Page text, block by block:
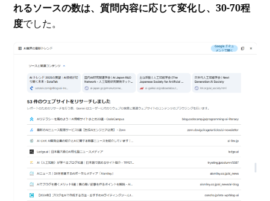
れるソースの数は、質問内容に応じて変化し、30-70程
度でした。